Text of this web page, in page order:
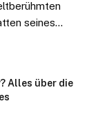
seines…
Alles über die